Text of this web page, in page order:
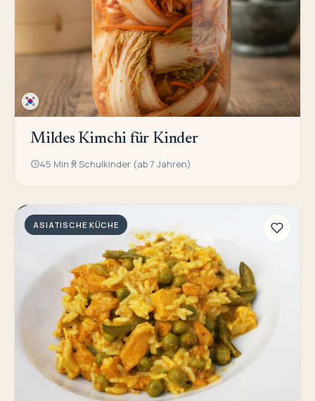
Mildes Kimchi für Kinder
45 Min Schulkinder (ab 7 Jahren)
ASIATISCHE KÜCHE